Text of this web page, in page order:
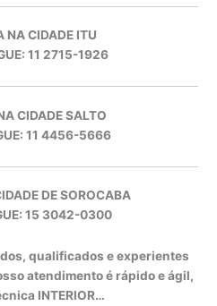
NA CIDADE ITU
11 2715-1926
CIDADE SALTO
11 4456-5666
DE SOROCABA
15 3042-0300
qualificados e experientes
atendimento é rápido e ágil,
INTERIOR…